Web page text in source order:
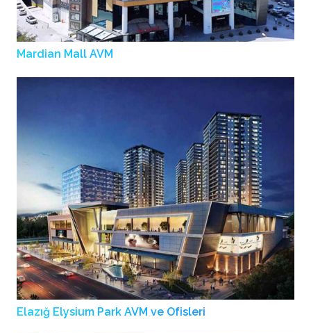
Mardian Mall AVM
Elazığ Elysium Park AVM ve Ofisleri